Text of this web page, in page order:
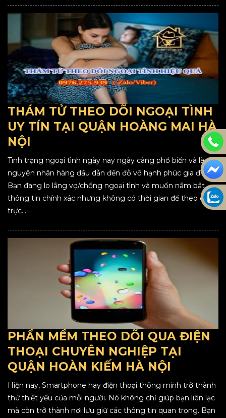
THÁM TỬ THEO DÕI NGOẠI TÌNH
UY TÍN TẠI QUẬN HOÀNG MAI HÀ
NỘI
Tình trạng ngoại tình ngày nay ngày càng phổ biến và là
nguyên nhân hàng đầu dẫn đến đỗ vỡ hạnh phúc gia đình.
Bạn đang lo lắng vợ/chồng ngoại tình và muốn nắm bắt
thông tin chính xác nhưng không có thời gian để theo dõi
trực...
PHẦN MỀM THEO DÕI QUA ĐIỆN
THOẠI CHUYÊN NGHIỆP TẠI
QUẬN HOÀN KIẾM HÀ NỘI
Hiện nay, Smartphone hay điện thoại thông minh trở thành
thứ thiết yếu của mỗi người. Nó không chỉ giúp bạn liên lạc
mà còn trở thành nơi lưu giữ các thông tin quan trọng. Bạn